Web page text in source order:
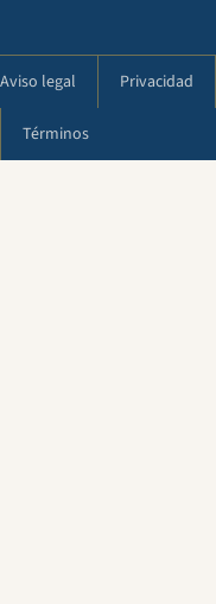
Aviso legal Privacidad
Términos